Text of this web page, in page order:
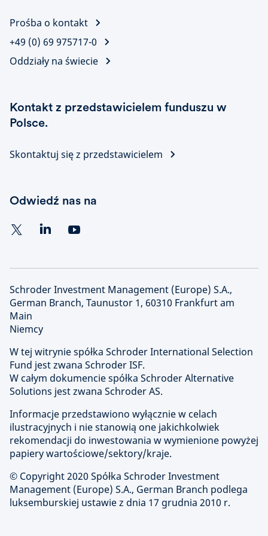
Prośba o kontakt
+49 (0) 69 975717-0
Oddziały na świecie
Kontakt z przedstawicielem funduszu w
Polsce.
Skontaktuj się z przedstawicielem
Odwiedź nas na
Schroder Investment Management (Europe) S.A.,
German Branch, Taunustor 1, 60310 Frankfurt am
Main
Niemcy
W tej witrynie spółka Schroder International Selection
Fund jest zwana Schroder ISF.
W całym dokumencie spółka Schroder Alternative
Solutions jest zwana Schroder AS.
Informacje przedstawiono wyłącznie w celach
ilustracyjnych i nie stanowią one jakichkolwiek
rekomendacji do inwestowania w wymienione powyżej
papiery wartościowe/sektory/kraje.
© Copyright 2020 Spółka Schroder Investment
Management (Europe) S.A., German Branch podlega
luksemburskiej ustawie z dnia 17 grudnia 2010 r.